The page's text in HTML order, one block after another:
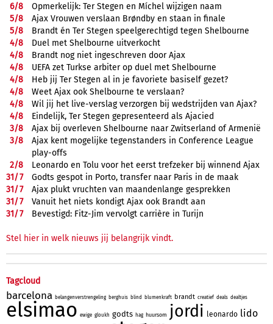
6/8
Opmerkelijk: Ter Stegen en Míchel wijzigen naam
5/8
Ajax Vrouwen verslaan Brøndby en staan in finale
5/8
Brandt én Ter Stegen speelgerechtigd tegen Shelbourne
4/8
Duel met Shelbourne uitverkocht
4/8
Brandt nog niet ingeschreven door Ajax
4/8
UEFA zet Turkse arbiter op duel met Shelbourne
4/8
Heb jij Ter Stegen al in je favoriete basiself gezet?
4/8
Weet Ajax ook Shelbourne te verslaan?
4/8
Wil jij het live-verslag verzorgen bij wedstrijden van Ajax?
4/8
Eindelijk, Ter Stegen gepresenteerd als Ajacied
3/8
Ajax bij overleven Shelbourne naar Zwitserland of Armenië
3/8
Ajax kent mogelijke tegenstanders in Conference League
play-offs
2/8
Leonardo en Tolu voor het eerst trefzeker bij winnend Ajax
31/7
Godts gespot in Porto, transfer naar Paris in de maak
31/7
Ajax plukt vruchten van maandenlange gesprekken
31/7
Vanuit het niets kondigt Ajax ook Brandt aan
31/7 Bevestigd: Fitz-Jim vervolgt carrière in Turijn
Stel hier in welk nieuws jij belangrijk vindt.
Tagcloud
barcelona belangenverstrengeling berghuis blind blumenkraft brandt creatief deals dealtjes
elsimao ewige gloukh godts hag huursom jordi leonardo lido